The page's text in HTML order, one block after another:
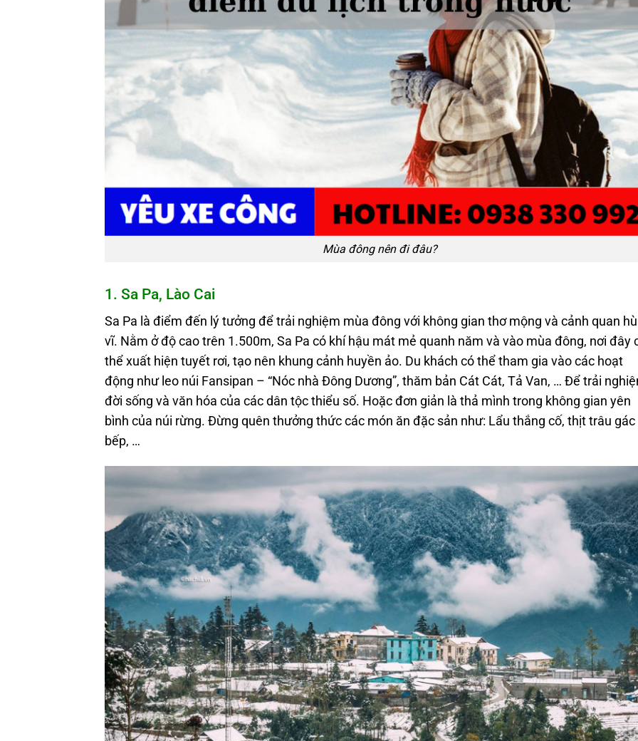
Mùa đông nên đi đâu?
1. Sa Pa, Lào Cai
Sa Pa là điểm đến lý tưởng để trải nghiệm mùa đông với không gian thơ mộng và cảnh quan
vĩ. Nằm ở độ cao trên 1.500m, Sa Pa có khí hậu mát mẻ quanh năm và vào mùa đông, nơi đây
thể xuất hiện tuyết rơi, tạo nên khung cảnh huyền ảo. Du khách có thể tham gia vào các hoạt
động như leo núi Fansipan – “Nóc nhà Đông Dương”, thăm bản Cát Cát, Tả Van, … Để trải
đời sống và văn hóa của các dân tộc thiểu số. Hoặc đơn giản là thả mình trong không gian yên
bình của núi rừng. Đừng quên thưởng thức các món ăn đặc sản như: Lẩu thắng cố, thịt trâu gác
bếp, …